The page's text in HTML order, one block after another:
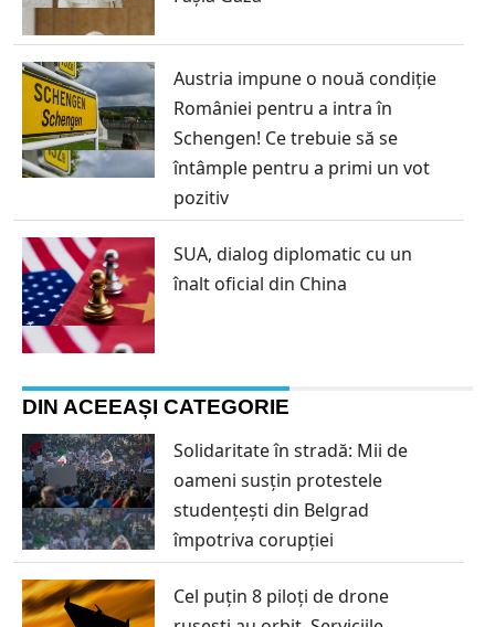
Austria impune o nouă condiție
României pentru a intra în
Schengen! Ce trebuie să se
întâmple pentru a primi un vot
pozitiv
SUA, dialog diplomatic cu un
înalt oficial din China
DIN ACEEAȘI CATEGORIE
Solidaritate în stradă: Mii de
oameni susțin protestele
studențești din Belgrad
împotriva corupției
Cel puțin 8 piloți de drone